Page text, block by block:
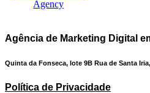
Agência de Marketing Digital
Quinta da Fonseca, lote 9B Rua de Santa
Política de Privacidade